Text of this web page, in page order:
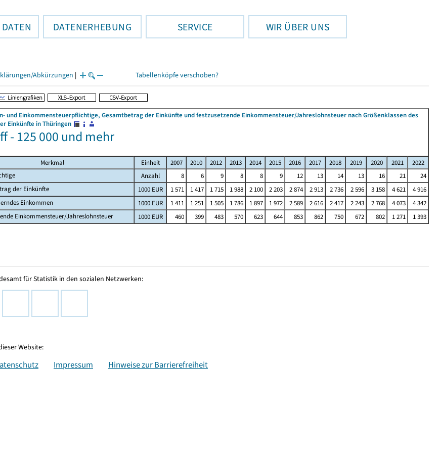
DATENERHEBUNG SERVICE WIR ÜBER UNS
Abkürzungen | Tabellenköpfe verschoben?
und Einkommensteuerpflichtige, Gesamtbetrag der Einkünfte und festzusetzende Einkommensteuer/Jahreslohnsteuer nach Größenklassen des
Einkünfte in Thüringen
- 125 000 und mehr
Merkmal Einheit 2007 2010 2012 2013 2014 2015 2016 2017 2018 2019 2020 2021
2022
Anzahl 8 6 9 8 8 9 12 13 14 13 16 21
24
der Einkünfte
1000 EUR 1 571 1 417 1 715 1 988 2 100 2 203 2 874 2 913 2 736 2 596 3 158 4 621
4 916
Einkommen
1000 EUR 1 411 1 251 1 505 1 786 1 897 1 972 2 589 2 616 2 417 2 243 2 768 4 073
4 342
Einkommensteuer/Jahreslohnsteuer
1000 EUR 460 399 483 570 623 644 853 862 750 672 802 1 271 1 393
für Statistik in den sozialen Netzwerken:
Website:
Impressum Hinweise zur Barrierefreiheit